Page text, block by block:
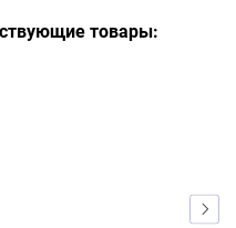
товары: